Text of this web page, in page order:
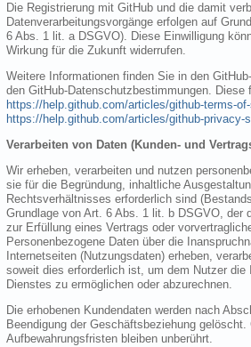
Die Registrierung mit GitHub und die damit
Datenverarbeitungsvorgänge erfolgen auf
6 Abs. 1 lit. a DSGVO). Diese Einwilligung
Wirkung für die Zukunft widerrufen.
Weitere Informationen finden Sie in den
den GitHub-Datenschutzbestimmungen. Diese
https://help.github.com/articles/github-terms-
https://help.github.com/articles/github-privacy-
Verarbeiten von Daten (Kunden- und
Wir erheben, verarbeiten und nutzen
sie für die Begründung, inhaltliche
Rechtsverhältnisses erforderlich sind
Grundlage von Art. 6 Abs. 1 lit. b DSGVO, der
zur Erfüllung eines Vertrags oder
Personenbezogene Daten über die
Internetseiten (Nutzungsdaten) erheben,
soweit dies erforderlich ist, um dem Nutzer die
Dienstes zu ermöglichen oder abzurechnen.
Die erhobenen Kundendaten werden nach
Beendigung der Geschäftsbeziehung
Aufbewahrungsfristen bleiben unberührt.